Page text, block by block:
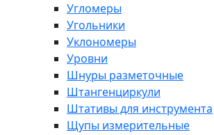
Угломеры
Угольники
Уклономеры
Уровни
Шнуры разметочные
Штангенциркули
Штативы для инструмента
Щупы измерительные